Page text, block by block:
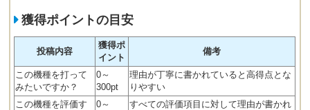
獲得ポイントの目安
投稿内容
獲得ポ
イント
備考
この機種を打って
みたいですか？
0～
300pt
理由が丁寧に書かれていると高得点とな
りやすい
この機種を評価す
0～
すべての評価項目に対して理由が書かれ